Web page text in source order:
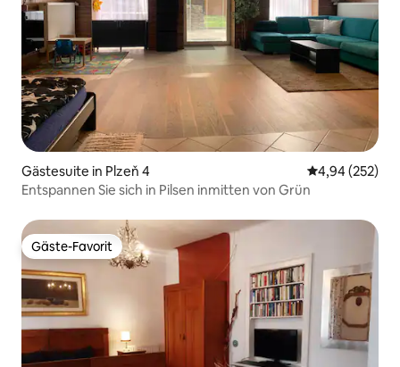
Gästesuite in Plzeň 4
4,94 (252)
Entspannen Sie sich in Pilsen inmitten von Grün
Gäste-Favorit
Gäste-Favorit